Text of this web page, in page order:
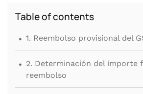
Table of contents
. 1. Reembolso provisional del
. 2. Determinación del importe
reembolso